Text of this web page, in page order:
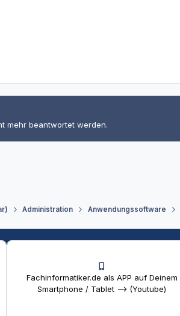
mehr beantwortet werden.
Administration Anwendungssoftware
Fachinformatiker.de als APP auf Deinem
Smartphone / Tablet --> (Youtube)